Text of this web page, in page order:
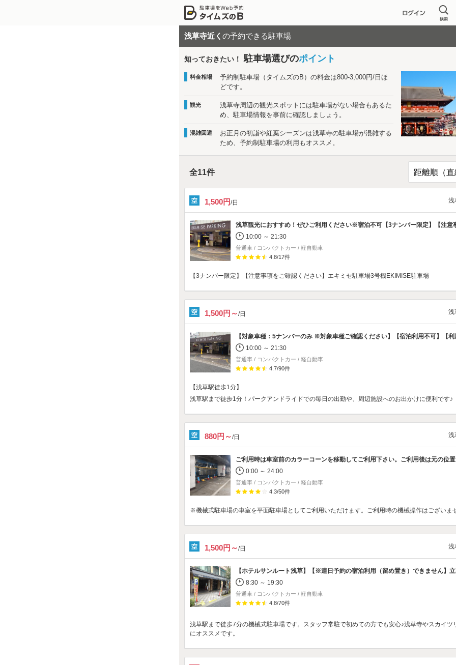
浅草寺近く の予約できる駐車場
知っておきたい！ 駐車場選びのポイント
料金相場
予約制駐車場（タイムズのB）の料金は800-3,000円/日ほ
どです。
観光
浅草寺周辺の観光スポットには駐車場がない場合もあるた
め、駐車場情報を事前に確認しましょう。
混雑回避
お正月の初詣や紅葉シーズンは浅草寺の駐車場が混雑する
ため、予約制駐車場の利用もオススメ。
全11件
1,500円/日 浅
浅草観光におすすめ！ぜひご利用ください※宿泊不可 【3ナンバー限定】【注意事項をご確認ください
10:00 ～ 21:30
普通車 / コンパクトカー / 軽自動車
4.8/17件
【3ナンバー限定】【注意事項をご確認ください】エキミセ駐車場3号機EKIMISE駐車場
1,500円～/日 浅
10:00 ～ 21:30
普通車 / コンパクトカー / 軽自動車
4.7/90件
【浅草駅徒歩1分】
浅草駅まで徒歩1分！パークアンドライドでの毎日の出勤や、周辺施設へのお出かけに便利です♪
880円～/日 浅
0:00 ～ 24:00
普通車 / コンパクトカー / 軽自動車
4.3/50件
※機械式駐車場の車室を平面駐車場としてご利用いただけます。ご利用時の機械操作はございま
1,500円～/日 浅
【ホテルサンルート浅草】【※連日予約の宿泊利用（留め置き）できません】 立
8:30 ～ 19:30
普通車 / コンパクトカー / 軽自動車
4.8/70件
浅草駅まで徒歩7分の機械式駐車場です。スタッフ常駐で初めての方でも安心♪浅草寺やスカイツ
にオススメです。